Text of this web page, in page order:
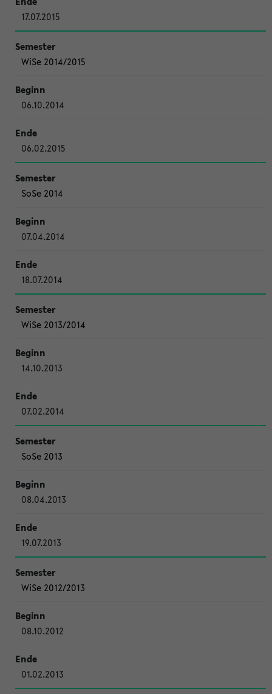
17.07.2015
WiSe 2014/2015
06.10.2014
06.02.2015
SoSe 2014
07.04.2014
18.07.2014
WiSe 2013/2014
14.10.2013
07.02.2014
SoSe 2013
08.04.2013
19.07.2013
WiSe 2012/2013
08.10.2012
01.02.2013